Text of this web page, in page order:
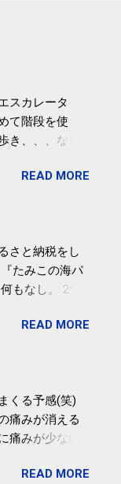
スカレータ
て階段を使
き、、、など
ア・シューズで
ない。 食べ
果を筑波大の
改善が期待で
原因ではない
という。 正田
果」 - ニュー
康）
READ MORE
さと納税をし
たみこの海パ
もなし。 2年
。 ボランティ
で、貰えると
伝わってきて
さと納税が節
稼げていない
READ MORE
くる予感(笑)
痛みが消える
痛みが少ない
は、「コンドロ
READ MORE